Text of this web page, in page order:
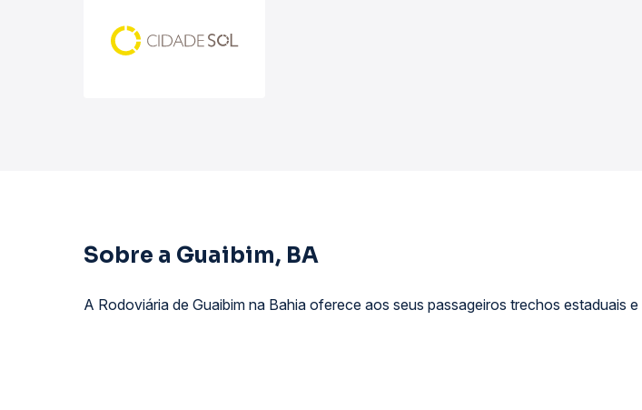
Sobre a Guaibim, BA
A Rodoviária de Guaibim na Bahia oferece aos seus passageiros trechos estaduais e